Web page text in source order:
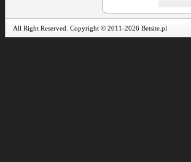
All Right Reserved. Copyright © 2011-2026 Betsite.pl